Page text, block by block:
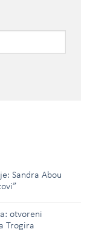
Sandra Abou
otvoreni
Trogira